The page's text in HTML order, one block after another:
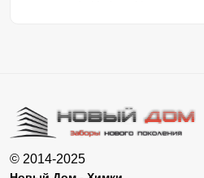
© 2014-2025